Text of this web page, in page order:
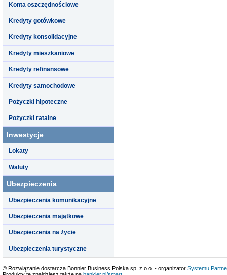
Konta oszczędnościowe
Kredyty gotówkowe
Kredyty konsolidacyjne
Kredyty mieszkaniowe
Kredyty refinansowe
Kredyty samochodowe
Pożyczki hipoteczne
Pożyczki ratalne
Inwestycje
Lokaty
Waluty
Ubezpieczenia
Ubezpieczenia komunikacyjne
Ubezpieczenia majątkowe
Ubezpieczenia na życie
Ubezpieczenia turystyczne
© Rozwiązanie dostarcza Bonnier Business Polska sp. z o.o. - organizator Systemu